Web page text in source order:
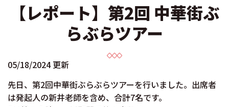
【レポート】第2回 中華街ぶ
らぶらツアー
05/18/2024 更新
先日、第2回中華街ぶらぶらツアーを行いました。出席者
は発起人の新井老師を含め、合計7名です。